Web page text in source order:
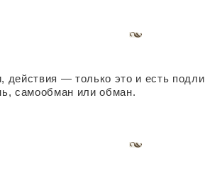
действия — только это и есть
самообман или обман.